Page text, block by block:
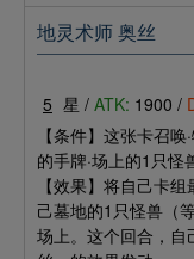
地灵术师 奥丝
5 星 / ATK: 1900 /
【条件】这张卡召
的手牌·场上的1只怪
【效果】将自己卡
己墓地的1只怪兽（
场上。这个回合，自